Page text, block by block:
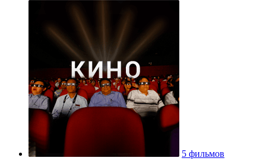
5 фильмов